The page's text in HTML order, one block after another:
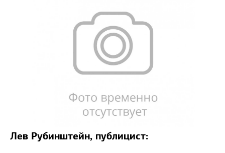
Лев Рубинштейн, публицист: